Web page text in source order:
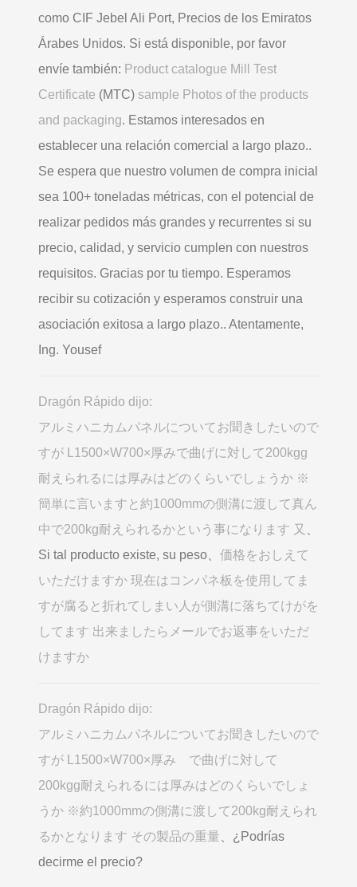
como CIF Jebel Ali Port, Precios de los Emiratos
Árabes Unidos. Si está disponible, por favor
envíe también: Product catalogue Mill Test
Certificate (MTC) sample Photos of the products
and packaging. Estamos interesados ​​en
establecer una relación comercial a largo plazo..
Se espera que nuestro volumen de compra inicial
sea 100+ toneladas métricas, con el potencial de
realizar pedidos más grandes y recurrentes si su
precio, calidad, y servicio cumplen con nuestros
requisitos. Gracias por tu tiempo. Esperamos
recibir su cotización y esperamos construir una
asociación exitosa a largo plazo.. Atentamente,
Ing. Yousef
Dragón Rápido dijo:
アルミハニカムパネルについてお聞きしたいので
すが L1500×W700×厚みで曲げに対して200kgg
耐えられるには厚みはどのくらいでしょうか ※
簡単に言いますと約1000mmの側溝に渡して真ん
中で200kg耐えられるかという事になります 又
Si tal producto existe, su peso、 価格をおしえて
いただけますか 現在はコンパネ板を使用してま
すが腐ると折れてしまい人が側溝に落ちてけがを
してます 出来ましたらメールでお返事をいただ
けますか
Dragón Rápido dijo:
アルミハニカムパネルについてお聞きしたいので
すが L1500×W700×厚み で曲げに対して
200kgg耐えられるには厚みはどのくらいでしょ
うか ※約1000mmの側溝に渡して200kg耐えられ
るかとなります その製品の重量 、¿Podrías
decirme el precio?